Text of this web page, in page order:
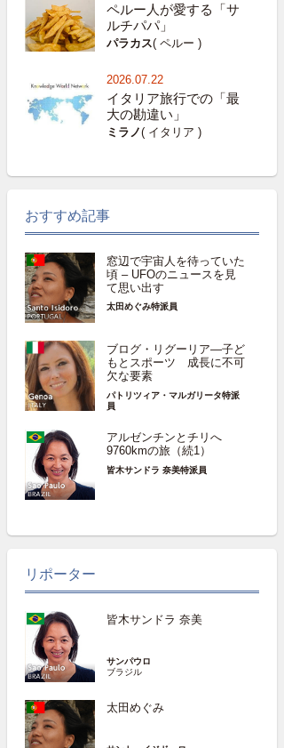
ペルー人が愛する「サ
ルチパパ」
パラカス( ペルー )
2026.07.22
イタリア旅行での「最
大の勘違い」
ミラノ( イタリア )
おすすめ記事
窓辺で宇宙人を待っていた
頃 – UFOのニュースを見
て思い出す
太田めぐみ特派員
ブログ・リグーリア―子ど
もとスポーツ 成長に不可
欠な要素
パトリツィア・マルガリータ特派
員
アルゼンチンとチリへ
9760kmの旅（続1）
皆木サンドラ 奈美特派員
リポーター
皆木サンドラ 奈美
サンパウロ
ブラジル
太田めぐみ